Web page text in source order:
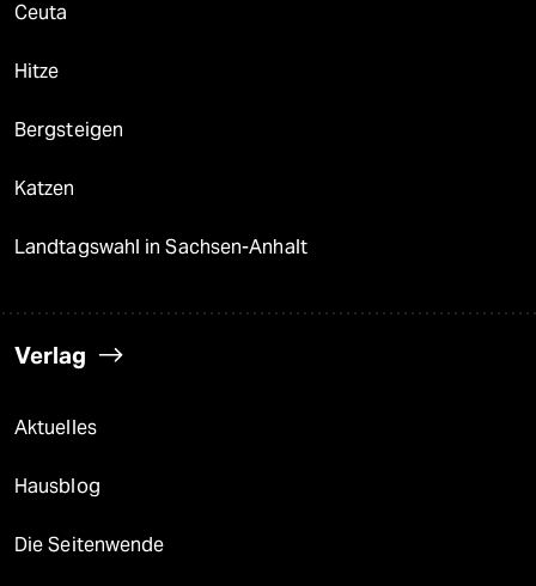
Ceuta
Hitze
Bergsteigen
Katzen
Landtagswahl in Sachsen-Anhalt
Verlag
Aktuelles
Hausblog
Die Seitenwende